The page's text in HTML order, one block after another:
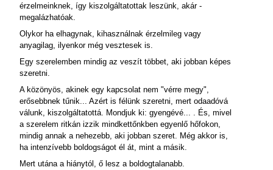
érzelmeinknek, így kiszolgáltatottak leszünk, akár -
megalázhatóak.
Olykor ha elhagynak, kihasználnak érzelmileg vagy
anyagilag, ilyenkor még vesztesek is.
Egy szerelemben mindig az veszít többet, aki jobban képes
szeretni.
A közönyös, akinek egy kapcsolat nem "vérre megy",
erősebbnek tűnik... Azért is félünk szeretni, mert odaadóvá
válunk, kiszolgáltatottá. Mondjuk ki: gyengévé... . És, mivel
a szerelem ritkán izzik mindkettőnkben egyenlő hőfokon,
mindig annak a nehezebb, aki jobban szeret. Még akkor is,
ha intenzívebb boldogságot él át, mint a másik.
Mert utána a hiánytól, ő lesz a boldogtalanabb.